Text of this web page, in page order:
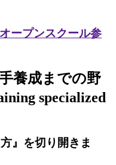
ープンスクール参
養成までの野
specialized
』を切り開きま